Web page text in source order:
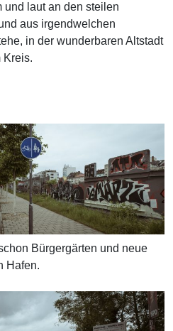
und laut an den steilen
aus irgendwelchen
in der wunderbaren Altstadt
Kreis.
Bürgergärten und neue
Hafen.